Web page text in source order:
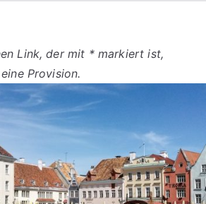
Link, der mit * markiert ist,
Provision.